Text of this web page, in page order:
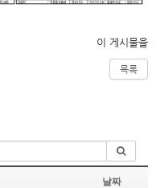
이 게시물을
목록
날짜